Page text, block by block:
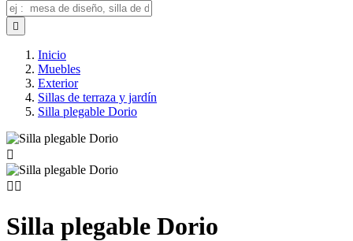

Inicio
Muebles
Exterior
Sillas de terraza y jardín
Silla plegable Dorio

 
Silla plegable Dorio